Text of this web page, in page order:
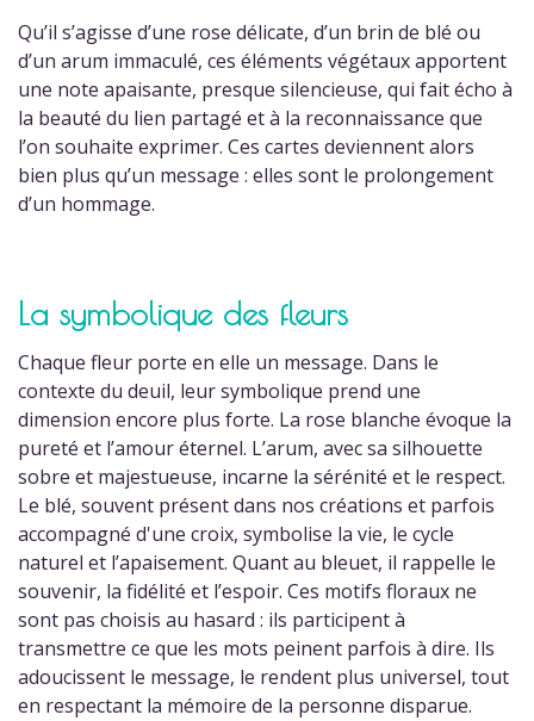
(1 avis)
Qu’il s’agisse d’une rose délicate, d’un brin de blé ou
d’un arum immaculé, ces éléments végétaux apportent
une note apaisante, presque silencieuse, qui fait écho à
la beauté du lien partagé et à la reconnaissance que
l’on souhaite exprimer. Ces cartes deviennent alors
bien plus qu’un message : elles sont le prolongement
d’un hommage.
La symbolique des fleurs
Chaque fleur porte en elle un message. Dans le
contexte du deuil, leur symbolique prend une
dimension encore plus forte. La rose blanche évoque la
pureté et l’amour éternel. L’arum, avec sa silhouette
sobre et majestueuse, incarne la sérénité et le respect.
Le blé, souvent présent dans nos créations et parfois
accompagné d'une croix, symbolise la vie, le cycle
naturel et l’apaisement. Quant au bleuet, il rappelle le
souvenir, la fidélité et l’espoir. Ces motifs floraux ne
sont pas choisis au hasard : ils participent à
transmettre ce que les mots peinent parfois à dire. Ils
adoucissent le message, le rendent plus universel, tout
en respectant la mémoire de la personne disparue.